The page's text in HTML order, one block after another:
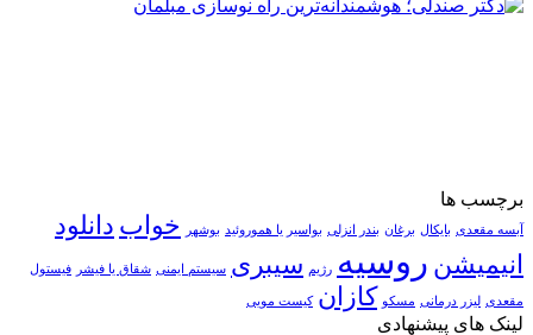
برچسب ها
آبسه مقعدی بایکال برغان بندر انزلی بواسیر یا هموروئید بوشهر خواب دانلود
انیمیشن روسیه رژیم سیبری سیستم ایمنی شقاق یا فیشر فیستول
مقعدی لیزر درمانی مسکو کازان کیست مویی
لینک های پیشنهادی